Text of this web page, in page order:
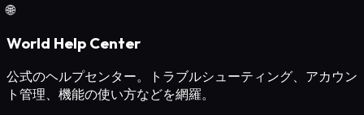
🌐
World Help Center
公式のヘルプセンター。トラブルシューティング、アカウン
ト管理、機能の使い方などを網羅。